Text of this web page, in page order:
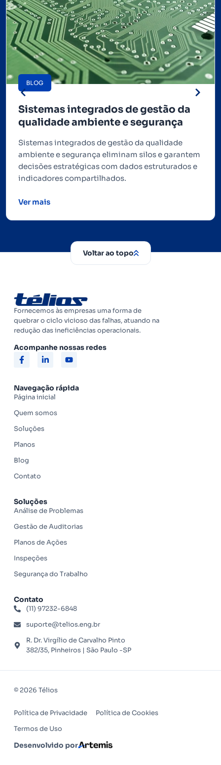
BLOG
Sistemas integrados de gestão da
qualidade ambiente e segurança
Sistemas integrados de gestão da qualidade
ambiente e segurança eliminam silos e garantem
decisões estratégicas com dados estruturados e
indicadores compartilhados.
Ver mais
Voltar ao topo
Fornecemos às empresas uma forma de
quebrar o ciclo vicioso das falhas, atuando na
redução das ineficiências operacionais.
Acompanhe nossas redes
Navegação rápida
Página inicial
Quem somos
Soluções
Planos
Blog
Contato
Soluções
Análise de Problemas
Gestão de Auditorias
Planos de Ações
Inspeções
Segurança do Trabalho
Contato
(11) 97232-6848
suporte@telios.eng.br
R. Dr. Virgílio de Carvalho Pinto
382/35, Pinheiros | São Paulo -SP
© 2026 Télios
Política de Privacidade
Política de Cookies
Termos de Uso
Desenvolvido por